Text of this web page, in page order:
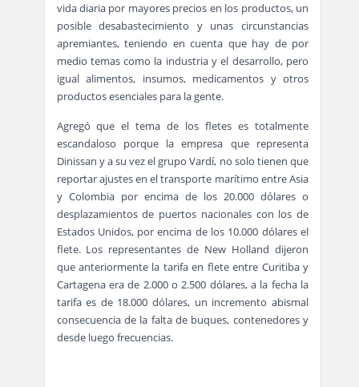
vida diaria por mayores precios en los productos, un
posible desabastecimiento y unas circunstancias
apremiantes, teniendo en cuenta que hay de por
medio temas como la industria y el desarrollo, pero
igual alimentos, insumos, medicamentos y otros
productos esenciales para la gente.
Agregó que el tema de los fletes es totalmente
escandaloso porque la empresa que representa
Dinissan y a su vez el grupo Vardí, no solo tienen que
reportar ajustes en el transporte marítimo entre Asia
y Colombia por encima de los 20.000 dólares o
desplazamientos de puertos nacionales con los de
Estados Unidos, por encima de los 10.000 dólares el
flete. Los representantes de New Holland dijeron
que anteriormente la tarifa en flete entre Curitiba y
Cartagena era de 2.000 o 2.500 dólares, a la fecha la
tarifa es de 18.000 dólares, un incremento abismal
consecuencia de la falta de buques, contenedores y
desde luego frecuencias.